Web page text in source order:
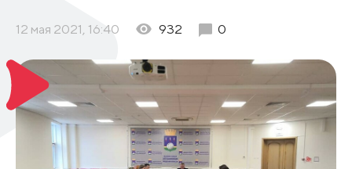
12 мая 2021, 16:40 932 0